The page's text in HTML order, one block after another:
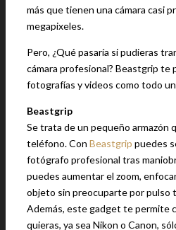
más que tienen una cámara casi
megapixeles.
Pero, ¿Qué pasaría si pudieras
cámara profesional? Beastgrip te
fotografías y videos como todo
Beastgrip
Se trata de un pequeño armazón
teléfono. Con Beastgrip puedes
fotógrafo profesional tras
puedes aumentar el zoom,
objeto sin preocuparte por pulso
Además, este gadget te permite
quieras, ya sea Nikon o Canon,